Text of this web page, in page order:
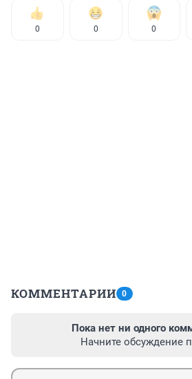
0 0 0
КОММЕНТАРИИ 0
Пока нет ни одного
Начните обсуждение